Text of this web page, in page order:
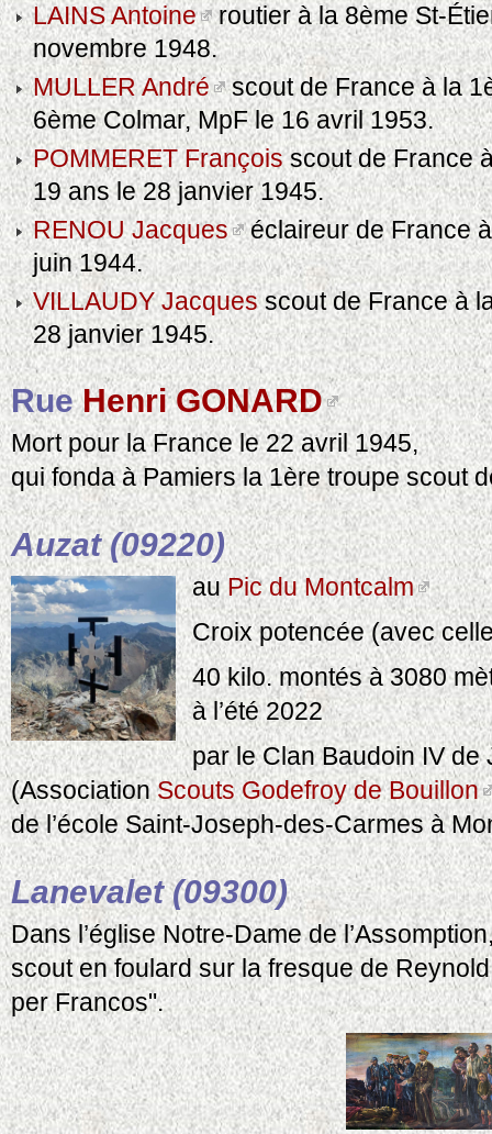
LAINS Antoine routier à la 8ème St-
novembre 1948.
MULLER André scout de France à la
6ème Colmar, MpF le 16 avril 1953.
POMMERET Françoisscout de France
19 ans le 28 janvier 1945.
RENOU Jacques éclaireur de France
juin 1944.
VILLAUDY Jacquesscout de France à
28 janvier 1945.
RueHenri GONARD
Mort pour la France le 22 avril 1945,
qui fonda à Pamiers la 1ère troupe scout
Auzat (09220)
auPic du Montcalm
Croix potencée (avec
40 kilo. montés à 3080
à l’été 2022
par le Clan Baudoin IV de
(AssociationScouts Godefroy de Bouillon
de l’école Saint-Joseph-des-Carmes à
Lanevalet (09300)
Dans l’église Notre-Dame de
scout en foulard sur la fresque de
per Francos".